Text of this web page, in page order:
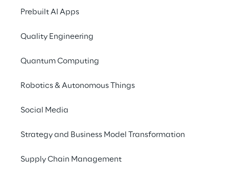
Prebuilt AI Apps
Quality Engineering
Quantum Computing
Robotics & Autonomous Things
Social Media
Strategy and Business Model Transformation
Supply Chain Management
Questi “breakdown”, in ogni caso,
dovrebbero essere evitati.
regolare effettuata anticipatamente:
automobilisti dovranno essere informati
dovranno quindi ricevere un promemoria
appuntamento con un’officina specializzata.